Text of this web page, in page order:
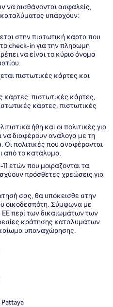
να αισθάνονται ασφαλείς,
υπάρχουν:
στην πιστωτική κάρτα που
check-in για την πληρωμή
να είναι το κύριο όνομα
πιστωτικές κάρτες και
κάρτες: πιστωτικές κάρτες,
κάρτες, πιστωτικές
ήθη και οι πολιτικές για
να διαφέρουν ανάλογα με τη
πολιτικές που αναφέρονται
από το κατάλυμα.
11 ετών που μοιράζονται τα
πρόσθετες χρεώσεις για
σας, θα υπόκεισθε στην
οικοδεσπότη. Σύμφωνα με
περί των δικαιωμάτων των
κράτησης καταλυμάτων
υπαναχώρησης.